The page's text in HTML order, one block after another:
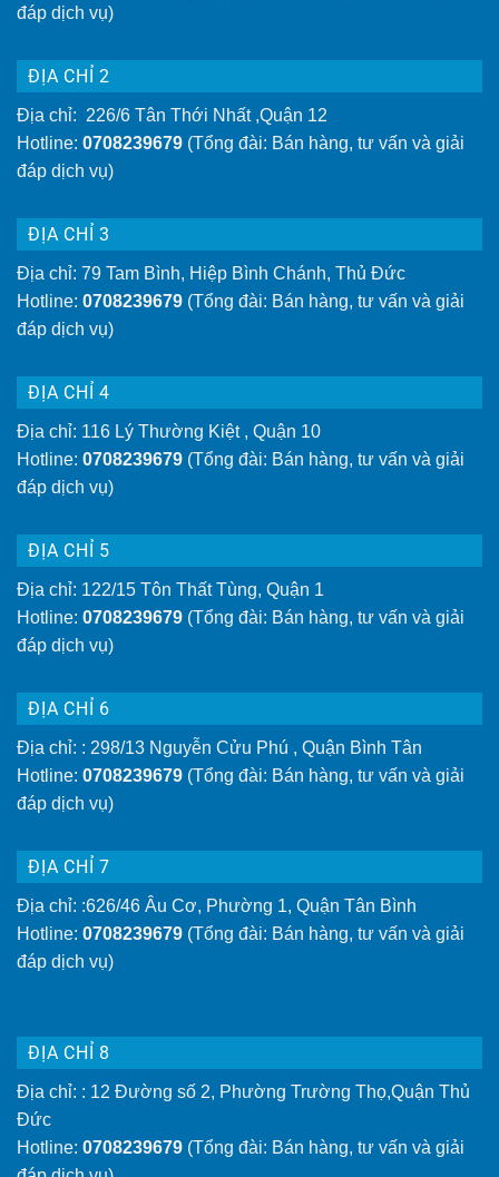
đáp dịch vụ)
ĐỊA CHỈ 2
Địa chỉ: 226/6 Tân Thới Nhất ,Quận 12
Hotline: 0708239679 (Tổng đài: Bán hàng, tư vấn và giải
đáp dịch vụ)
ĐỊA CHỈ 3
Địa chỉ: 79 Tam Bình, Hiệp Bình Chánh, Thủ Đức
Hotline: 0708239679 (Tổng đài: Bán hàng, tư vấn và giải
đáp dịch vụ)
ĐỊA CHỈ 4
Địa chỉ: 116 Lý Thường Kiệt , Quận 10
Hotline: 0708239679 (Tổng đài: Bán hàng, tư vấn và giải
đáp dịch vụ)
ĐỊA CHỈ 5
Địa chỉ: 122/15 Tôn Thất Tùng, Quận 1
Hotline: 0708239679 (Tổng đài: Bán hàng, tư vấn và giải
đáp dịch vụ)
ĐỊA CHỈ 6
Địa chỉ: : 298/13 Nguyễn Cửu Phú , Quận Bình Tân
Hotline: 0708239679 (Tổng đài: Bán hàng, tư vấn và giải
đáp dịch vụ)
ĐỊA CHỈ 7
Địa chỉ: :626/46 Âu Cơ, Phường 1, Quận Tân Bình
Hotline: 0708239679 (Tổng đài: Bán hàng, tư vấn và giải
đáp dịch vụ)
ĐỊA CHỈ 8
Địa chỉ: : 12 Đường số 2, Phường Trường Thọ,Quận Thủ
Đức
Hotline: 0708239679 (Tổng đài: Bán hàng, tư vấn và giải